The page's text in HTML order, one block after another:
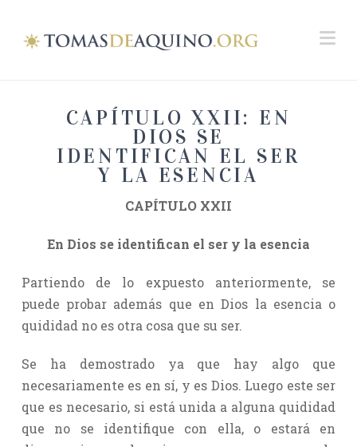
CAPÍTULO XXII: EN
DIOS SE
IDENTIFICAN EL SER
Y LA ESENCIA
CAPÍTULO XXII
En Dios se identifican el ser y la esencia
Partiendo de lo expuesto anteriormente, se
puede probar además que en Dios la esencia o
quididad no es otra cosa que su ser.
Se ha demostrado ya que hay algo que
necesariamente es en sí, y es Dios. Luego este ser
que es necesario, si está unida a alguna quididad
que no se identifique con ella, o estará en